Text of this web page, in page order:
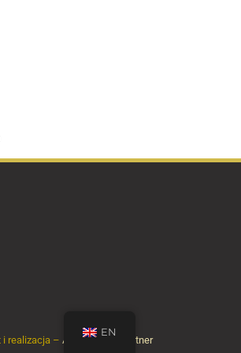
i realizacja – Agencja Seo Partner
EN